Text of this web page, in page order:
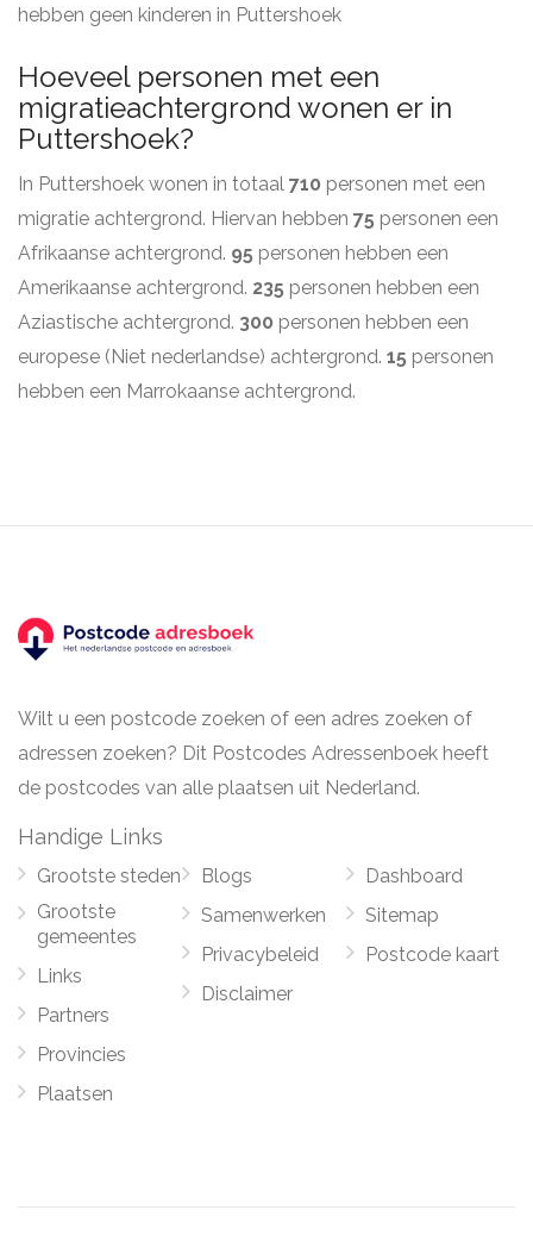
hebben geen kinderen in Puttershoek
Hoeveel personen met een
migratieachtergrond wonen er in
Puttershoek?
In Puttershoek wonen in totaal 710 personen met een
migratie achtergrond. Hiervan hebben 75 personen een
Afrikaanse achtergrond. 95 personen hebben een
Amerikaanse achtergrond. 235 personen hebben een
Aziastische achtergrond. 300 personen hebben een
europese (Niet nederlandse) achtergrond. 15 personen
hebben een Marrokaanse achtergrond.
Wilt u een postcode zoeken of een adres zoeken of
adressen zoeken? Dit Postcodes Adressenboek heeft
de postcodes van alle plaatsen uit Nederland.
Handige Links
Grootste steden
Grootste
gemeentes
Links
Partners
Provincies
Plaatsen
Blogs
Samenwerken
Privacybeleid
Disclaimer
Dashboard
Sitemap
Postcode kaart